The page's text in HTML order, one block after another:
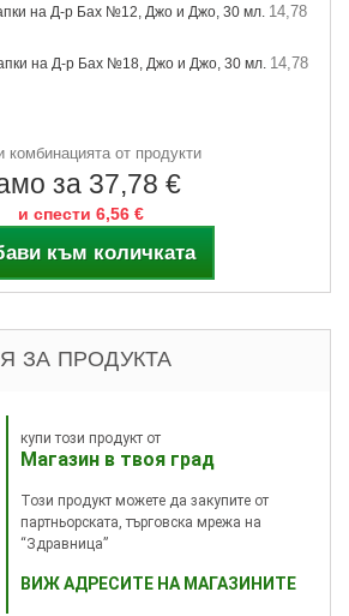
на Д-р Бах №12, Джо и Джо, 30 мл. 14,78
на Д-р Бах №18, Джо и Джо, 30 мл. 14,78
комбинацията от продукти
за 37,78 €
и спести 6,56 €
към количката
ЗА ПРОДУКТА
купи този продукт от
Магазин в твоя град
Този продукт можете да закупите от
партньорската, търговска мрежа на
“Здравница”
ВИЖ АДРЕСИТЕ НА МАГАЗИНИТЕ